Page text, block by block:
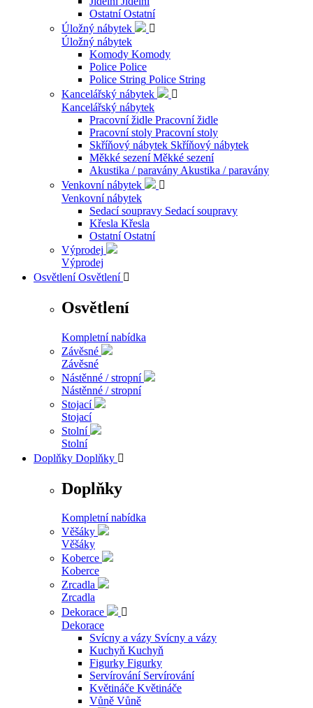
Ostatní Ostatní
Úložný nábytek

Úložný nábytek
Komody Komody
Police Police
Police String Police String
Kancelářský nábytek

Kancelářský nábytek
Pracovní židle Pracovní židle
Pracovní stoly Pracovní stoly
Skříňový nábytek Skříňový nábytek
Měkké sezení Měkké sezení
Akustika / paravány Akustika / paravány
Venkovní nábytek

Venkovní nábytek
Sedací soupravy Sedací soupravy
Křesla Křesla
Ostatní Ostatní
Výprodej
Výprodej
Osvětlení Osvětlení 
Osvětlení
Kompletní nabídka
Závěsné
Závěsné
Nástěnné / stropní
Nástěnné / stropní
Stojací
Stojací
Stolní
Stolní
Doplňky Doplňky 
Doplňky
Kompletní nabídka
Věšáky
Věšáky
Koberce
Koberce
Zrcadla
Zrcadla
Dekorace

Dekorace
Svícny a vázy Svícny a vázy
Kuchyň Kuchyň
Figurky Figurky
Servírování Servírování
Květináče Květináče
Vůně Vůně